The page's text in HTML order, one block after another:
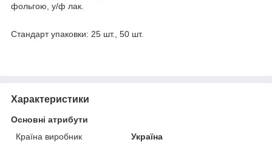
фольгою, у/ф лак.
Стандарт упаковки: 25 шт., 50 шт.
Характеристики
Основні атрибути
Країна виробник
Україна